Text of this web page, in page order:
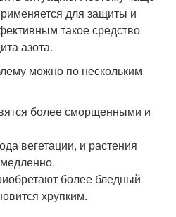
для защиты и
такое средство
азота.
можно по нескольким
более сморщенными и
вегетации, и растения
более бледный
хрупким.